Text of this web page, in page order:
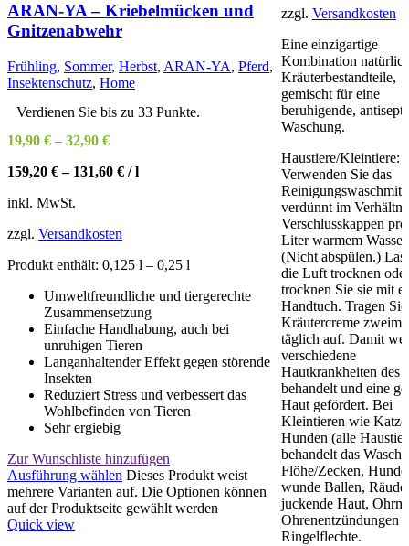
ARAN-YA – Kriebelmücken und
Gnitzenabwehr
Frühling, Sommer, Herbst, ARAN-YA, Pferd,
Insektenschutz, Home
Verdienen Sie bis zu 33 Punkte.
19,90 € – 32,90 €
159,20 €– 131,60 € /l
inkl. MwSt.
zzgl. Versandkosten
Produkt enthält: 0,125 l – 0,25 l
Umweltfreundliche und tiergerechte
Zusammensetzung
Einfache Handhabung, auch bei
unruhigen Tieren
Langanhaltender Effekt gegen störende
Insekten
Reduziert Stress und verbessert das
Wohlbefinden von Tieren
Sehr ergiebig
Zur Wunschliste hinzufügen
Ausführung wählen Dieses Produkt weist
mehrere Varianten auf. Die Optionen können
auf der Produktseite gewählt werden
Quick view
zzgl. Versandkosten
Eine einzigartige
Kombination
Kräuterbestandteile,
gemischt für eine
beruhigende,
Waschung.
Haustiere/Kleintiere:
Verwenden Sie das
verdünnt im
Verschlusskappen
Liter warmem Wasser.
(Nicht abspülen.)
die Luft trocknen oder
trocknen Sie sie mit
Handtuch. Tragen
Kräutercreme
täglich auf. Damit
verschiedene
Hautkrankheiten des
behandelt und eine
Haut gefördert. Bei
Kleintieren wie
Hunden (alle
behandelt das
Flöhe/Zecken,
wunde Ballen, Räude,
juckende Haut,
Ohrenentzündungen
Ringelflechte.